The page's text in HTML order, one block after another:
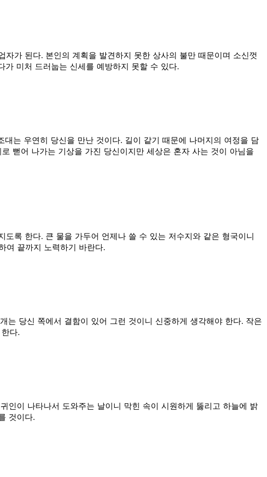
가 된다. 본인의 계획을 발견하지 못한 상사의 불만 때문이며 소신껏
미처 드러눕는 신세를 예방하지 못할 수 있다.
는 우연히 당신을 만난 것이다. 길이 같기 때문에 나머지의 여정을 담
뻗어 나가는 기상을 가진 당신이지만 세상은 혼자 사는 것이 아님을
록 한다. 큰 물을 가두어 언제나 쓸 수 있는 저수지와 같은 형국이니
여 끝까지 노력하기 바란다.
는 당신 쪽에서 결함이 있어 그런 것이니 신중하게 생각해야 한다. 작은
다.
인이 나타나서 도와주는 날이니 막힌 속이 시원하게 뚫리고 하늘에 밝
것이다.